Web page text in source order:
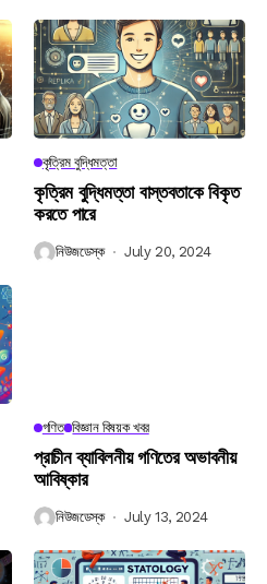
কৃত্রিম বুদ্ধিমত্তা
কৃত্রিম বুদ্ধিমত্তা বাস্তবতাকে বিকৃত
করতে পারে
নিউজডেস্ক July 20, 2024
গণিত বিজ্ঞান বিষয়ক খবর
প্রাচীন ব্যাবিলনীয় গণিতের অভাবনীয়
আবিষ্কার
নিউজডেস্ক July 13, 2024